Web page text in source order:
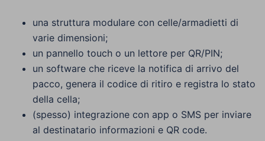
una struttura modulare con celle/armadietti di
varie dimensioni;
un pannello touch o un lettore per QR/PIN;
un software che riceve la notifica di arrivo del
pacco, genera il codice di ritiro e registra lo stato
della cella;
(spesso) integrazione con app o SMS per inviare
al destinatario informazioni e QR code.